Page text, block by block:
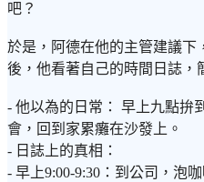
吧？
於是，阿德在他的主管建議下
後，他看著自己的時間日誌，
- 他以為的日常： 早上九點拚
會，回到家累癱在沙發上。
- 日誌上的真相：
- 早上9:00-9:30：到公司，泡